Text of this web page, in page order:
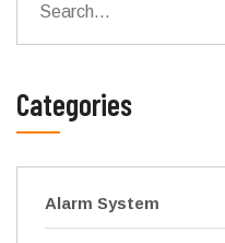
Categories
Alarm System